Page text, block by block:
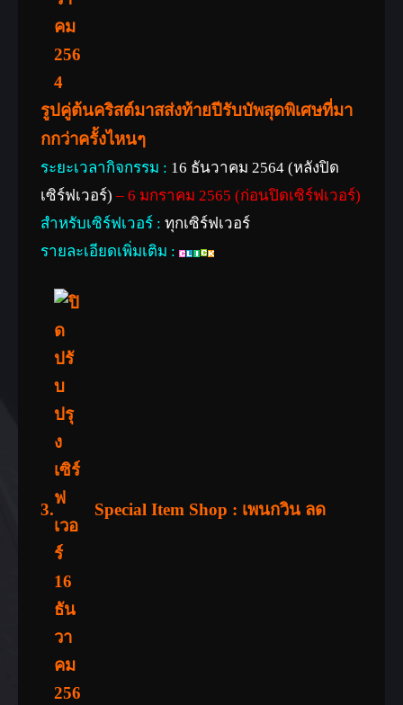
รูปคู่ต้นคริสต์มาสส่งท้ายปีรับบัพสุดพิเศษที่มา
กกว่าครั้งไหนๆ
ระยะเวลากิจกรรม : 16 ธันวาคม 2564 (หลังปิด
เซิร์ฟเวอร์) – 6 มกราคม 2565 (ก่อนปิดเซิร์ฟเวอร์)
สำหรับเซิร์ฟเวอร์ : ทุกเซิร์ฟเวอร์
รายละเอียดเพิ่มเติม :
3. Special Item Shop : เพนกวิน ลด